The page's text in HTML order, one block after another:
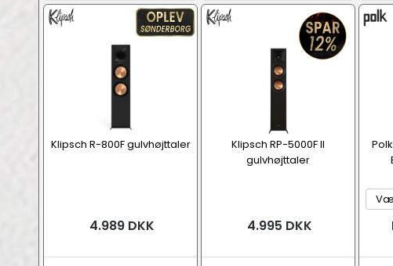
Klipsch R-800F gulvhøjttaler
4.989 DKK
Klipsch RP-5000F II
gulvhøjttaler
4.995 DKK